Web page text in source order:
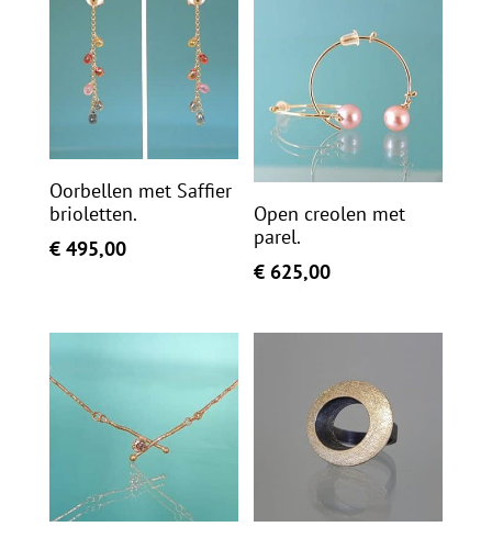
Oorbellen met Saffier
brioletten.
€495,00
Open creolen met
parel.
€ 625,00